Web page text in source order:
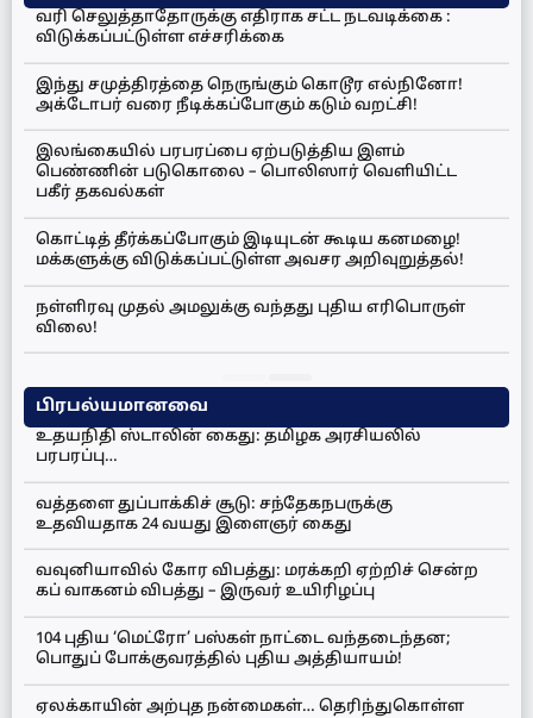
வரி செலுத்தாதோருக்கு எதிராக சட்ட நடவடிக்கை :
விடுக்கப்பட்டுள்ள எச்சரிக்கை
இந்து சமுத்திரத்தை நெருங்கும் கொடூர எல்நினோ!
அக்டோபர் வரை நீடிக்கப்போகும் கடும் வறட்சி!
இலங்கையில் பரபரப்பை ஏற்படுத்திய இளம்
பெண்ணின் படுகொலை – பொலிஸார் வெளியிட்ட
பகீர் தகவல்கள்
கொட்டித் தீர்க்கப்போகும் இடியுடன் கூடிய கனமழை!
மக்களுக்கு விடுக்கப்பட்டுள்ள அவசர அறிவுறுத்தல்!
நள்ளிரவு முதல் அமலுக்கு வந்தது புதிய எரிபொருள்
விலை!
பிரபல்யமானவை
உதயநிதி ஸ்டாலின் கைது: தமிழக அரசியலில்
பரபரப்பு…
வத்தளை துப்பாக்கிச் சூடு: சந்தேகநபருக்கு
உதவியதாக 24 வயது இளைஞர் கைது
வவுனியாவில் கோர விபத்து: மரக்கறி ஏற்றிச் சென்ற
கப் வாகனம் விபத்து – இருவர் உயிரிழப்பு
104 புதிய ‘மெட்ரோ’ பஸ்கள் நாட்டை வந்தடைந்தன;
பொதுப் போக்குவரத்தில் புதிய அத்தியாயம்!
ஏலக்காயின் அற்புத நன்மைகள்… தெரிந்துகொள்ள